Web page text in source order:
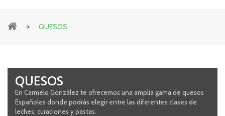
> QUESOS
QUESOS
En Carmelo González te ofrecemos una amplia gama de quesos
Españoles donde podrás elegir entre las diferentes clases de
leches, curaciones y pastas.